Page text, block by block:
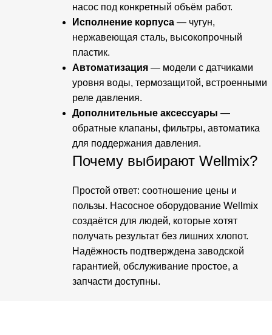
насос под конкретный объём работ.
Исполнение корпуса — чугун,
нержавеющая сталь, высокопрочный
пластик.
Автоматизация — модели с датчиками
уровня воды, термозащитой, встроенными
реле давления.
Дополнительные аксессуары —
обратные клапаны, фильтры, автоматика
для поддержания давления.
Почему выбирают Wellmix?
Простой ответ: соотношение цены и
пользы. Насосное оборудование Wellmix
создаётся для людей, которые хотят
получать результат без лишних хлопот.
Надёжность подтверждена заводской
гарантией, обслуживание простое, а
запчасти доступны.